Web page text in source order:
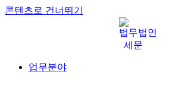
콘텐츠로 건너뛰기
업무분야